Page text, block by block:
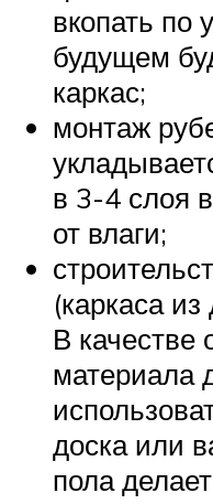
вкопать по
будущем
каркас;
монтаж
в 3-4 слоя
от влаги;
(каркаса из
В качестве
материала
доска или
пола